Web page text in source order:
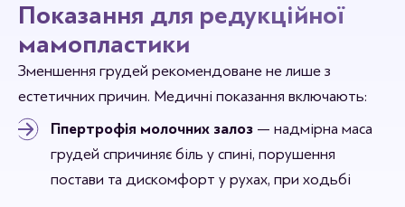
Показання для редукційної
мамопластики
Зменшення грудей рекомендоване не лише з
естетичних причин. Медичні показання включають:
Гіпертрофія молочних залоз — надмірна маса
грудей спричиняє біль у спині, порушення
постави та дискомфорт у рухах, при ходьбі